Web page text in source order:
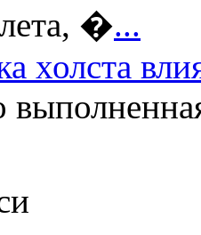
�...
холста